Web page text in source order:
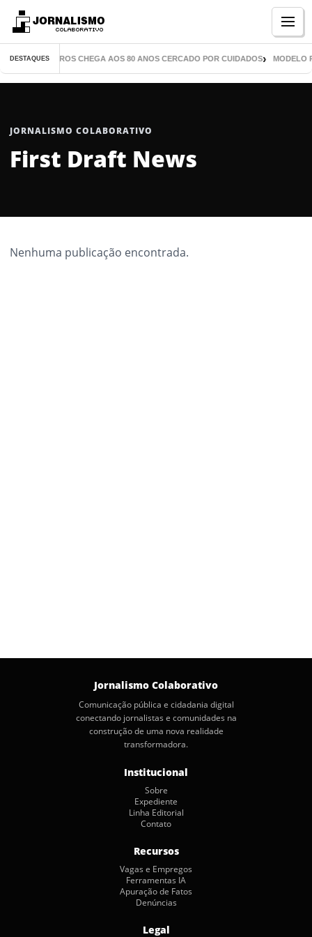
DESTAQUES
DE MIL LIVROS CHEGA AOS 80 ANOS CERCADO POR CUIDADOS MODELO
JORNALISMO COLABORATIVO
First Draft News
Nenhuma publicação encontrada.
Jornalismo Colaborativo
Comunicação pública e cidadania digital
conectando jornalistas e comunidades na
construção de uma nova realidade
transformadora.
Institucional
Sobre
Expediente
Linha Editorial
Contato
Recursos
Vagas e Empregos
Ferramentas IA
Apuração de Fatos
Denúncias
Legal